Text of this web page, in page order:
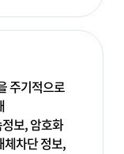
주기적으로
보, 암호화
차단 정보,